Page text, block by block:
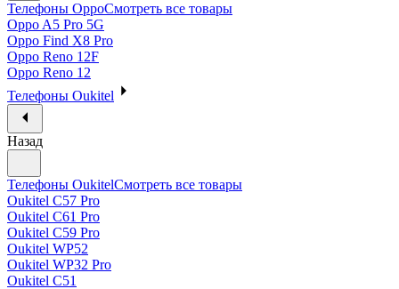
Телефоны OppoСмотреть все товары
Oppo A5 Pro 5G
Oppo Find X8 Pro
Oppo Reno 12F
Oppo Reno 12
Телефоны Oukitel
Назад
Телефоны OukitelСмотреть все товары
Oukitel C57 Pro
Oukitel C61 Pro
Oukitel C59 Pro
Oukitel WP52
Oukitel WP32 Pro
Oukitel C51